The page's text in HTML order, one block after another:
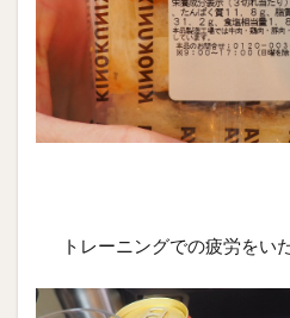
トレーニングでの疲労をい